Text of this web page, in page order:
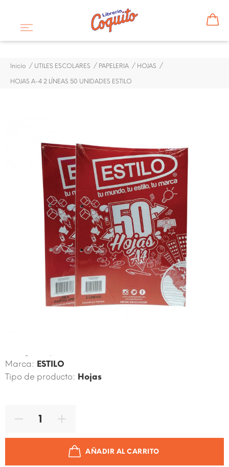
Inicio UTILES ESCOLARES PAPELERIA HOJAS
HOJAS A-4 2 LÍNEAS 50 UNIDADES ESTILO
HOJAS A-4 2 LÍNEAS 50
UNIDADES ESTILO
$ 0,77
Marca: ESTILO
Tipo de producto: Hojas
AÑADIR AL CARRITO